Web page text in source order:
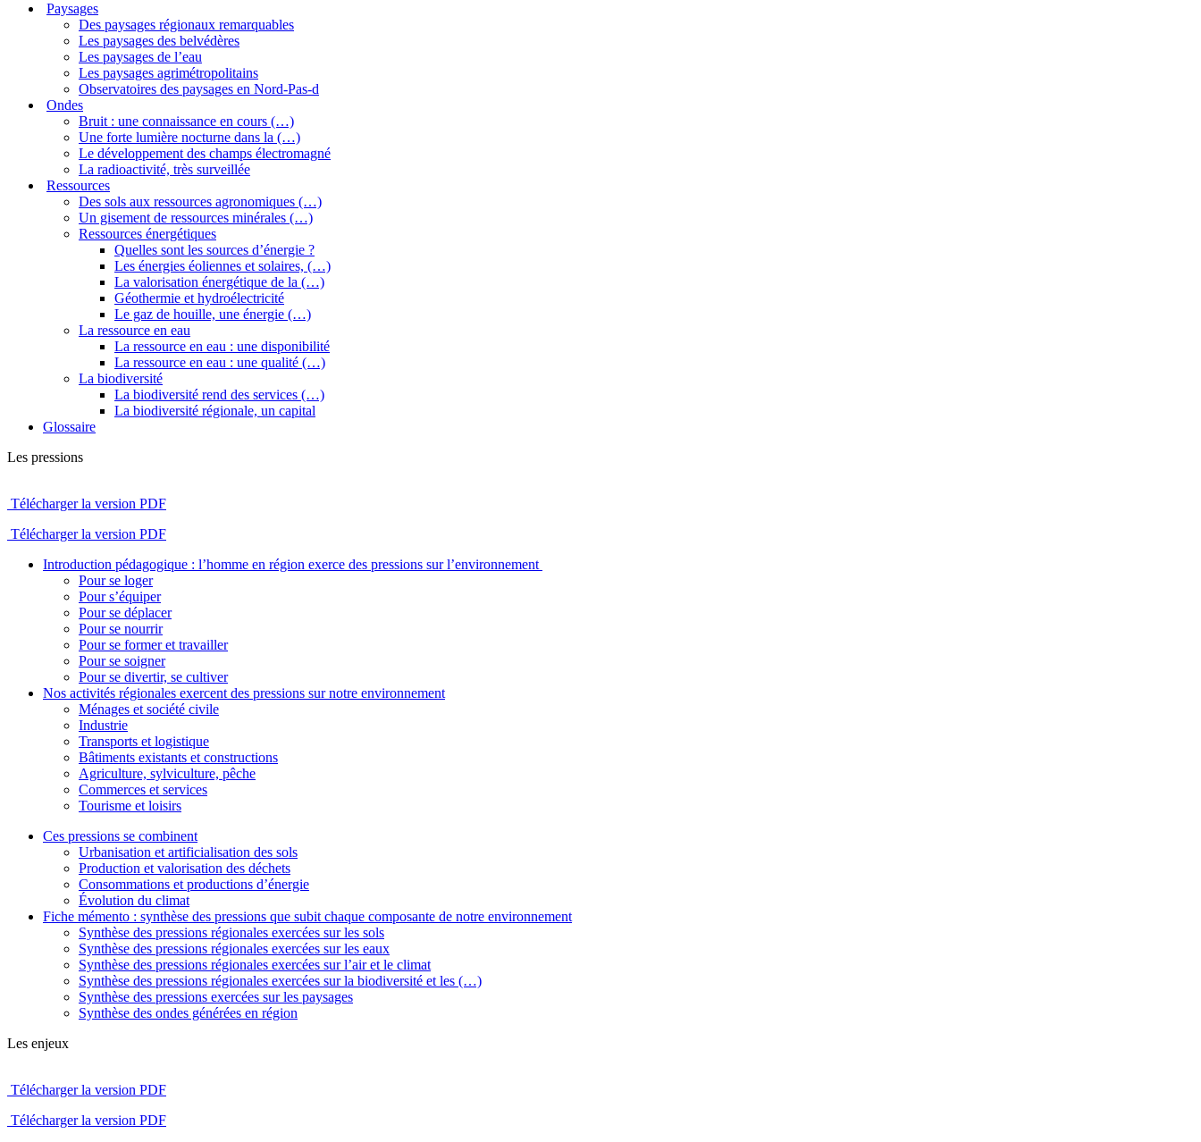
Paysages
Des paysages régionaux remarquables
Les paysages des belvédères
Les paysages de l’eau
Les paysages agrimétropolitains
Observatoires des paysages en Nord-Pas-d
Ondes
Bruit : une connaissance en cours (…)
Une forte lumière nocturne dans la (…)
Le développement des champs électromagné
La radioactivité, très surveillée
Ressources
Des sols aux ressources agronomiques (…)
Un gisement de ressources minérales (…)
Ressources énergétiques
Quelles sont les sources d’énergie ?
Les énergies éoliennes et solaires, (…)
La valorisation énergétique de la (…)
Géothermie et hydroélectricité
Le gaz de houille, une énergie (…)
La ressource en eau
La ressource en eau : une disponibilité
La ressource en eau : une qualité (…)
La biodiversité
La biodiversité rend des services (…)
La biodiversité régionale, un capital
Glossaire
Les pressions
Télécharger la version PDF
Télécharger la version PDF
Introduction pédagogique : l’homme en région exerce des pressions sur l’environnement
Pour se loger
Pour s’équiper
Pour se déplacer
Pour se nourrir
Pour se former et travailler
Pour se soigner
Pour se divertir, se cultiver
Nos activités régionales exercent des pressions sur notre environnement
Ménages et société civile
Industrie
Transports et logistique
Bâtiments existants et constructions
Agriculture, sylviculture, pêche
Commerces et services
Tourisme et loisirs
Ces pressions se combinent
Urbanisation et artificialisation des sols
Production et valorisation des déchets
Consommations et productions d’énergie
Évolution du climat
Fiche mémento : synthèse des pressions que subit chaque composante de notre environnement
Synthèse des pressions régionales exercées sur les sols
Synthèse des pressions régionales exercées sur les eaux
Synthèse des pressions régionales exercées sur l’air et le climat
Synthèse des pressions régionales exercées sur la biodiversité et les (…)
Synthèse des pressions exercées sur les paysages
Synthèse des ondes générées en région
Les enjeux
Télécharger la version PDF
Télécharger la version PDF